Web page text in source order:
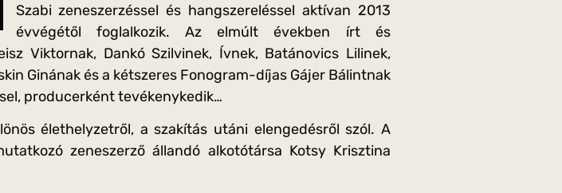
Szabi zeneszerzéssel és hangszereléssel aktívan 2013
évvégétől foglalkozik. Az elmúlt években írt és
Viktornak, Dankó Szilvinek, Ívnek, Batánovics Lilinek,
Ginának és a kétszeres Fonogram-díjas Gájer Bálintnak
producerként tevékenykedik…
élethelyzetről, a szakítás utáni elengedésről szól. A
zeneszerző állandó alkotótársa Kotsy Krisztina